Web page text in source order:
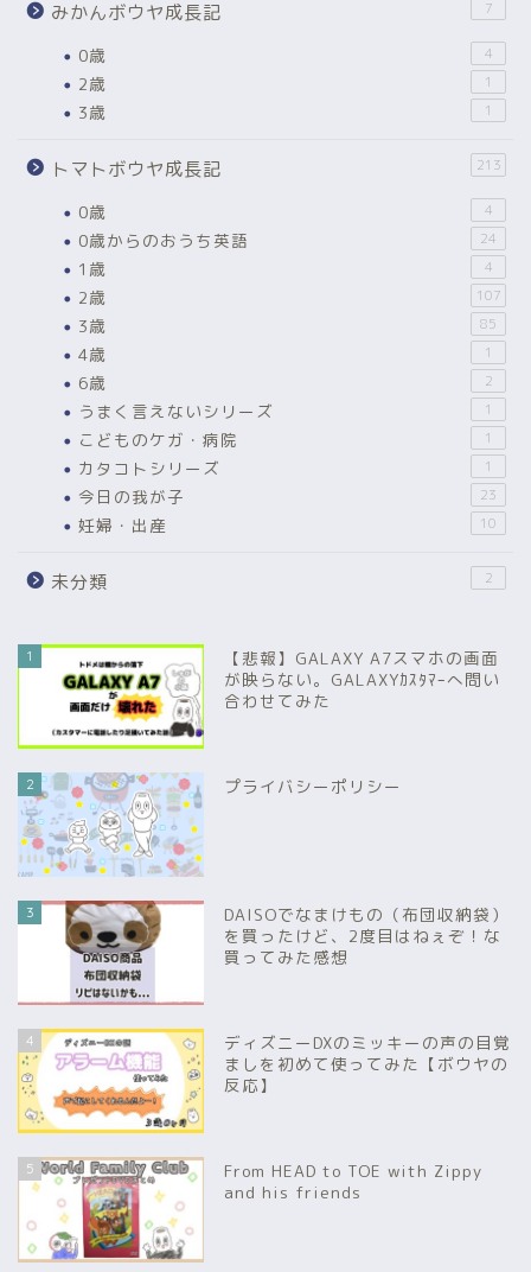
みかんボウヤ成長記 7
0歳 4
2歳 1
3歳 1
トマトボウヤ成長記 213
0歳 4
0歳からのおうち英語 24
1歳 4
2歳 107
3歳 85
4歳 1
6歳 2
うまく言えないシリーズ 1
こどものケガ・病院 1
カタコトシリーズ 1
今日の我が子 23
妊婦・出産 10
未分類 2
1
【悲報】GALAXY A7スマホの画面
が映らない。GALAXYｶｽﾀﾏｰへ問い
合わせてみた
2 プライバシーポリシー
3
DAISOでなまけもの（布団収納袋）
を買ったけど、2度目はねぇぞ！な
買ってみた感想
4
ディズニーDXのミッキーの声の目覚
ましを初めて使ってみた【ボウヤの
反応】
5
From HEAD to TOE with Zippy
and his friends